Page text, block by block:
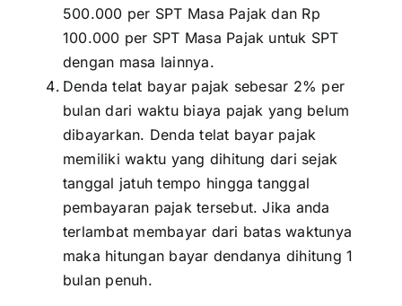
500.000 per SPT Masa Pajak dan Rp
100.000 per SPT Masa Pajak untuk SPT
dengan masa lainnya.
Denda telat bayar pajak sebesar 2% per
bulan dari waktu biaya pajak yang belum
dibayarkan. Denda telat bayar pajak
memiliki waktu yang dihitung dari sejak
tanggal jatuh tempo hingga tanggal
pembayaran pajak tersebut. Jika anda
terlambat membayar dari batas waktunya
maka hitungan bayar dendanya dihitung 1
bulan penuh.